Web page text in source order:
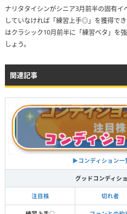
ナリタタイシンがシニア3月前半の固有
していなければ「練習上手◎」を獲得で
はクラシック10月前半に「練習ベタ」を
しょう。
関連記事
▶︎コンディション一
グッドコンディシ
注目株 切れ者